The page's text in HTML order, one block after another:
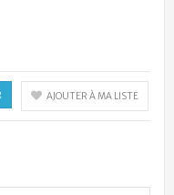
AJOUTER À MA LISTE